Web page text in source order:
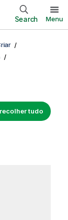
Search Menu
tudo